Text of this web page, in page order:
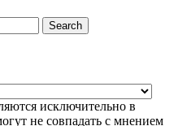
Search
исключительно в
не совпадать с мнением